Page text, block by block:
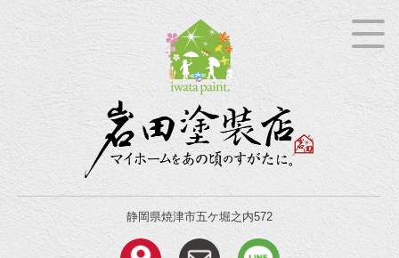
静岡県焼津市五ケ堀之内572